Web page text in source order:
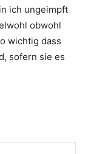
ich ungeimpft
obwohl
wichtig dass
sofern sie es